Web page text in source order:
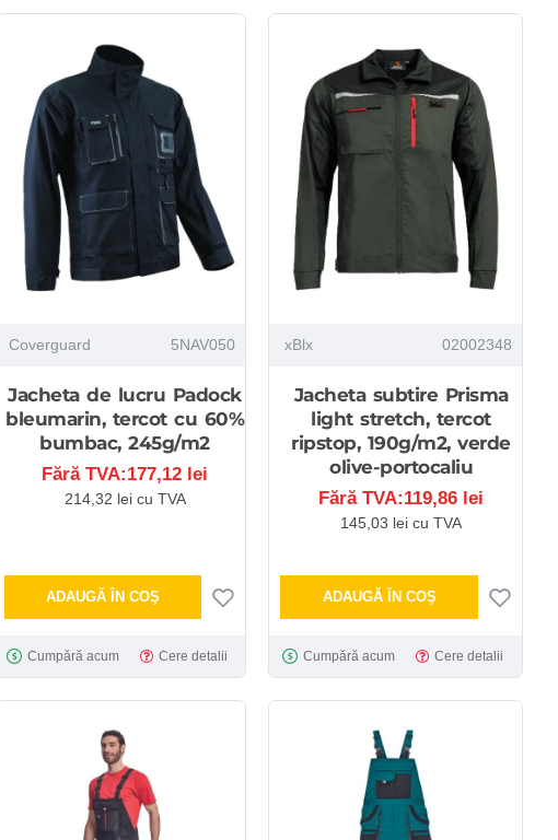
Coverguard 5NAV050
Jacheta de lucru Padock
bleumarin, tercot cu 60%
bumbac, 245g/m2
Fără TVA:177,12 lei
214,32 lei cu TVA
ADAUGĂ ÎN COŞ
Cumpără acum Cere detalii
xBlx 02002348
Jacheta subtire Prisma
light stretch, tercot
ripstop, 190g/m2, verde
olive-portocaliu
Fără TVA:119,86 lei
145,03 lei cu TVA
ADAUGĂ ÎN COŞ
Cumpără acum Cere detalii